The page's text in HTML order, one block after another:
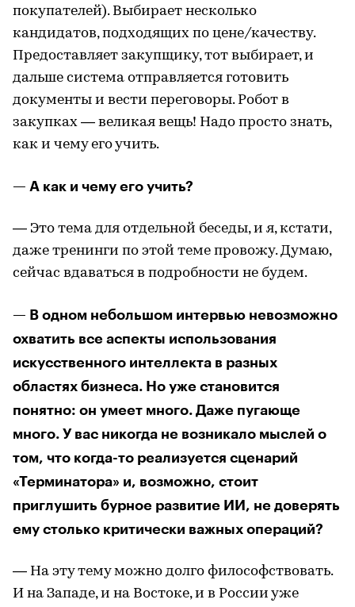
покупателей). Выбирает несколько
кандидатов, подходящих по цене/качеству.
Предоставляет закупщику, тот выбирает, и
дальше система отправляется готовить
документы и вести переговоры. Робот в
закупках — великая вещь! Надо просто знать,
как и чему его учить.
— А как и чему его учить?
— Это тема для отдельной беседы, и я, кстати,
даже тренинги по этой теме провожу. Думаю,
сейчас вдаваться в подробности не будем.
— В одном небольшом интервью невозможно
охватить все аспекты использования
искусственного интеллекта в разных
областях бизнеса. Но уже становится
понятно: он умеет много. Даже пугающе
много. У вас никогда не возникало мыслей о
том, что когда-то реализуется сценарий
«Терминатора» и, возможно, стоит
приглушить бурное развитие ИИ, не доверять
ему столько критически важных операций?
— На эту тему можно долго философствовать.
И на Западе, и на Востоке, и в России уже